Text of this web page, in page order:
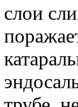
слои